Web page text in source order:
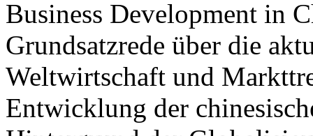
Business Development in
Grundsatzrede über die
Weltwirtschaft und
Entwicklung der